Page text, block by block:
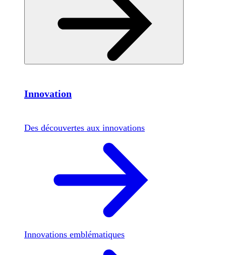
Innovation
Des découvertes aux innovations
Innovations emblématiques